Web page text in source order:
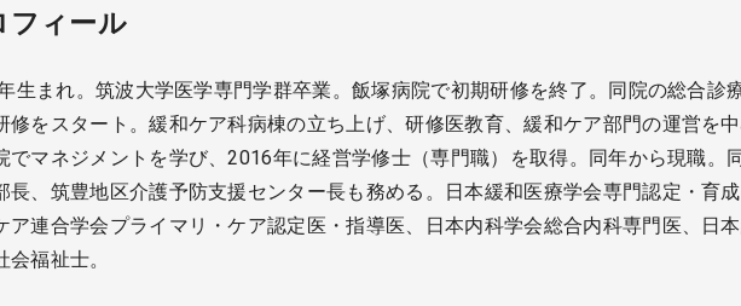
フィール
生まれ。筑波大学医学専門学群卒業。飯塚病院で初期研修を終了。同院の総合診
修をスタート。緩和ケア科病棟の立ち上げ、研修医教育、緩和ケア部門の運営を
でマネジメントを学び、2016年に経営学修士（専門職）を取得。同年から現職。
長、筑豊地区介護予防支援センター長も務める。日本緩和医療学会専門認定・育
ア連合学会プライマリ・ケア認定医・指導医、日本内科学会総合内科専門医、日
会福祉士。